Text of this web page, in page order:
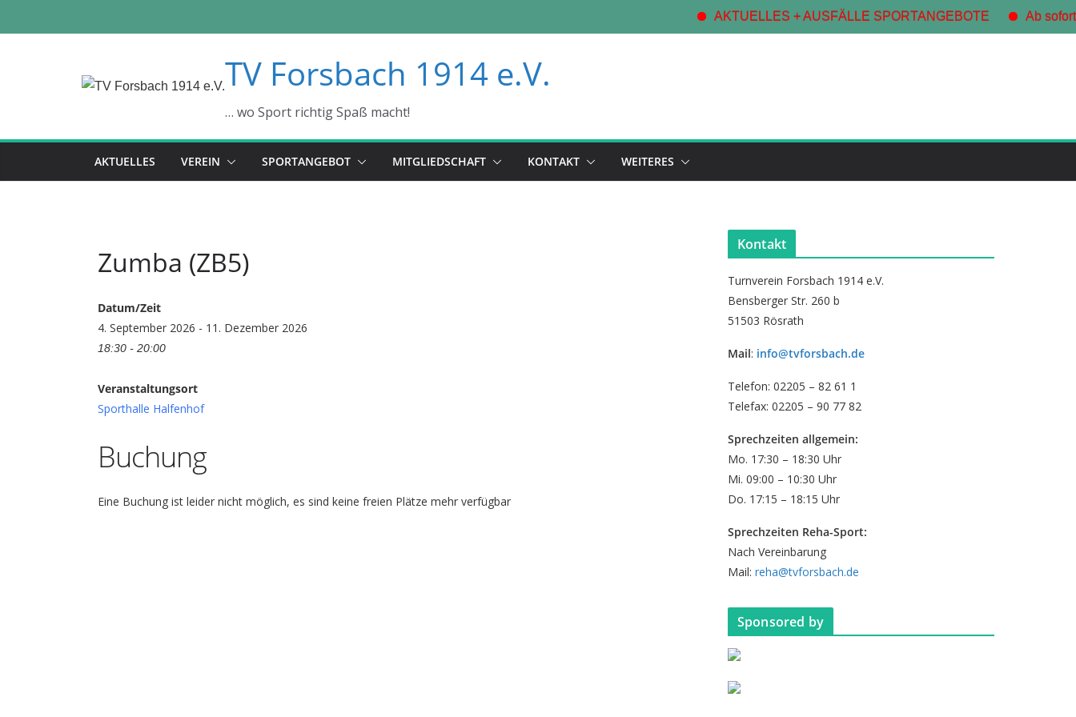
AKTUELLES + AUSFÄLLE SPORTANGEBOTE Ab sofort
TV Forsbach 1914 e.V.
… wo Sport richtig Spaß macht!
AKTUELLES VEREIN SPORTANGEBOT MITGLIEDSCHAFT KONTAKT WEITERES
Zumba (ZB5)
Datum/Zeit
4. September 2026 - 11. Dezember 2026
18:30 - 20:00
Veranstaltungsort
Sporthalle Halfenhof
Buchung
Eine Buchung ist leider nicht möglich, es sind keine freien Plätze mehr verfügbar
Kontakt
Turnverein Forsbach 1914 e.V.
Bensberger Str. 260 b
51503 Rösrath
Mail: info@tvforsbach.de
Telefon: 02205 – 82 61 1
Telefax: 02205 – 90 77 82
Sprechzeiten allgemein:
Mo. 17:30 – 18:30 Uhr
Mi. 09:00 – 10:30 Uhr
Do. 17:15 – 18:15 Uhr
Sprechzeiten Reha-Sport:
Nach Vereinbarung
Mail: reha@tvforsbach.de
Sponsored by